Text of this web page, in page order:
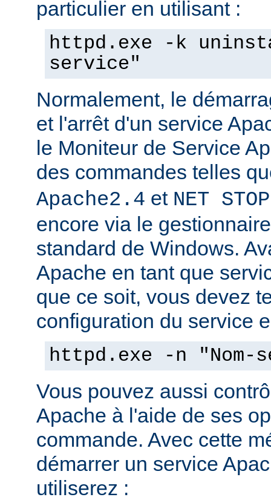
particulier en utilisant :
httpd.exe -k
service"
Normalement, le
et l'arrêt d'un service
le Moniteur de Service
des commandes telles
Apache2.4 et NET
encore via le
standard de Windows.
Apache en tant que
que ce soit, vous devez
configuration du service
httpd.exe -n
Vous pouvez aussi
Apache à l'aide de ses
commande. Avec cette
démarrer un service
utiliserez :